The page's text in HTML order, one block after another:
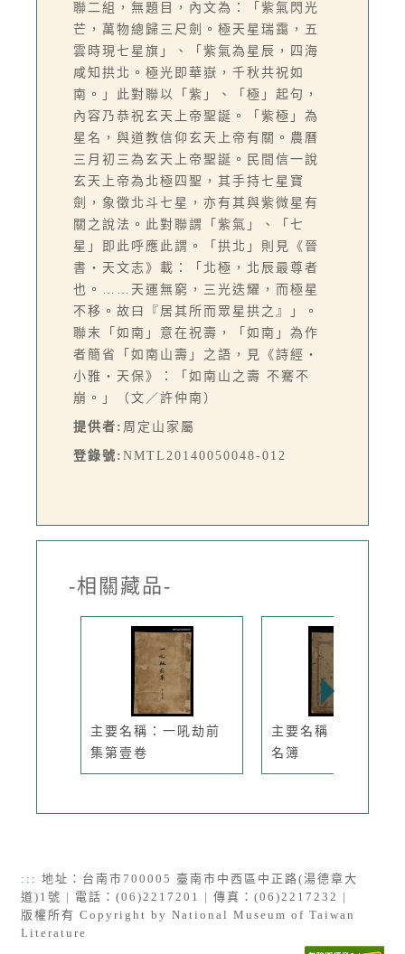
聯二組，無題目，內文為：「紫氣閃光
芒，萬物總歸三尺劍。極天星瑞靄，五
雲時現七星旗」、「紫氣為星辰，四海
咸知拱北。極光即華嶽，千秋共祝如
南。」此對聯以「紫」、「極」起句，
內容乃恭祝玄天上帝聖誕。「紫極」為
星名，與道教信仰玄天上帝有關。農曆
三月初三為玄天上帝聖誕。民間信一說
玄天上帝為北極四聖，其手持七星寶
劍，象徵北斗七星，亦有其與紫微星有
關之說法。此對聯謂「紫氣」、「七
星」即此呼應此謂。「拱北」則見《晉
書‧天文志》載：「北極，北辰最尊者
也。……天運無窮，三光迭耀，而極星
不移。故曰『居其所而眾星拱之』」。
聯末「如南」意在祝壽，「如南」為作
者簡省「如南山壽」之語，見《詩經‧
小雅‧天保》：「如南山之壽 不騫不
崩。」（文／許仲南）
提供者: 周定山家屬
登錄號: NMTL20140050048-012
-相關藏品-
主要名稱：一吼劫前
集第壹卷
主要名稱：周氏家族
名簿
::: 地址：台南市700005 臺南市中西區中正路(湯德章大
道)1號 | 電話：(06)2217201 | 傳真：(06)2217232 |
版權所有 Copyright by National Museum of Taiwan
Literature